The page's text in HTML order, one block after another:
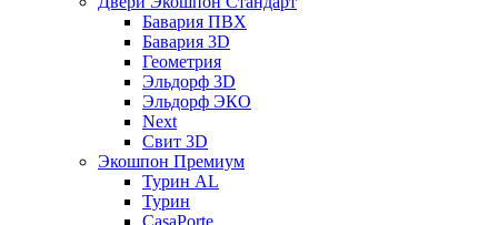
Бавария ПВХ
Бавария 3D
Геометрия
Эльдорф 3D
Эльдорф ЭКО
Next
Свит 3D
Экошпон Премиум
Турин AL
Турин
CasaPorte